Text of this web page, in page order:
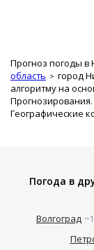
Прогноз погоды в
область
город
алгоритму на
Географические
Погода в
Волгоград